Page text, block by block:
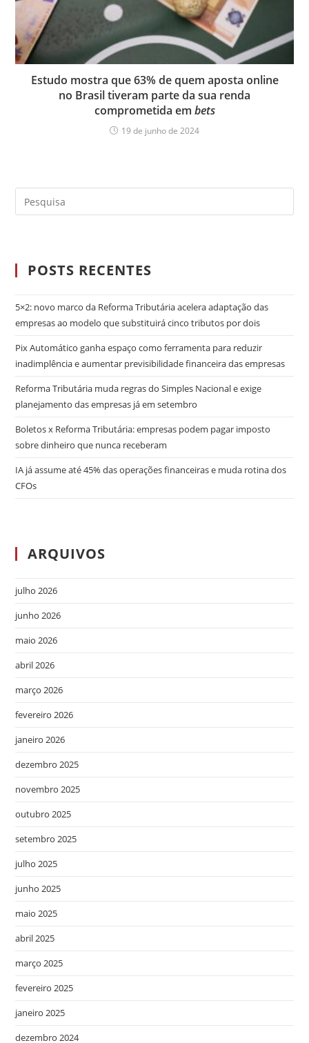
Estudo mostra que 63% de quem aposta online
no Brasil tiveram parte da sua renda
comprometida em bets
19 de junho de 2024
POSTS RECENTES
5×2: novo marco da Reforma Tributária acelera adaptação das
empresas ao modelo que substituirá cinco tributos por dois
Pix Automático ganha espaço como ferramenta para reduzir
inadimplência e aumentar previsibilidade financeira das empresas
Reforma Tributária muda regras do Simples Nacional e exige
planejamento das empresas já em setembro
Boletos x Reforma Tributária: empresas podem pagar imposto
sobre dinheiro que nunca receberam
IA já assume até 45% das operações financeiras e muda rotina dos
CFOs
ARQUIVOS
julho 2026
junho 2026
maio 2026
abril 2026
março 2026
fevereiro 2026
janeiro 2026
dezembro 2025
novembro 2025
outubro 2025
setembro 2025
julho 2025
junho 2025
maio 2025
abril 2025
março 2025
fevereiro 2025
janeiro 2025
dezembro 2024